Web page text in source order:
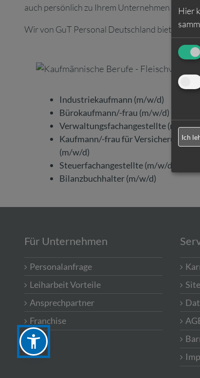
auch persönlich zu Ihrem Unternehmen
Wir von GuT Personal Deutschland bieten
Industriekaufmann (m/w/d)
Bürokaufmann/-frau (m/w/d)
Verwaltungsfachangestellte (m/w/d)
Kaufmann/-frau für Versicherungen
(m/w/d)
Steuerfachangestellte (m/w/d)
Bilanzbuchhalter (m/w/d)
Für Unternehmen
Personalanfrage
Leiharbeit Vorteile
Ansprechpartner
Franchise
Hier
Ich